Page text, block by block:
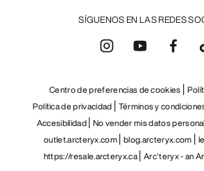
SÍGUENOS EN LAS REDES
Centro de preferencias de cookies
Política de privacidad Términos y
Accesibilidad No vender mis datos
outlet.arcteryx.com blog.arcteryx.com
https://resale.arcteryx.ca Arc'teryx - an